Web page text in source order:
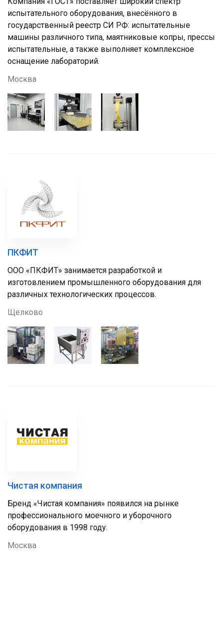
испытательного оборудования, внесённого в
государственный реестр СИ РФ: испытательные
машины различного типа, маятниковые копры, прессы
испытательные, а также выполняет комплексное
оснащение лабораторий.
Москва
ПКФИТ
ООО «ПКФИТ» занимается разработкой и
изготовлением промышленного оборудования для
различных технологических процессов.
Щелково
Чистая компания
Бренд «Чистая компания» появился на рынке
профессионального моечного и уборочного
оборудования в 1998 году.
Москва